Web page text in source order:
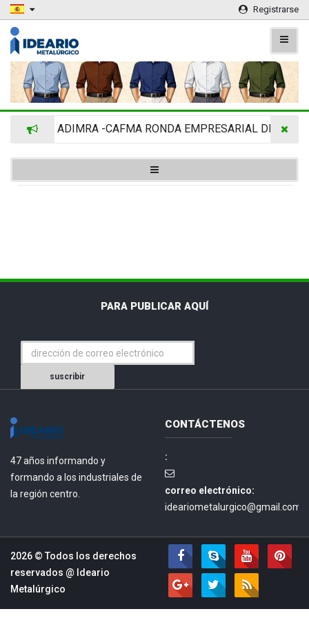
Registrarse
ADIMRA -CAFMA RONDA EMPRESARIAL DE
PARA PUBLICAR AQUÍ
suscribir
47 años informando y
formando a los industriales de
la región centro.
CONTÁCTENOS
:
correo electrónico:
ideariometalurgico@gmail.com.
2026 © Todos los derechos
reservados @ Ideario
Metalúrgico